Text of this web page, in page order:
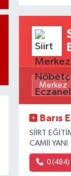
Barıs
SİİRT
CAMİİ YANI
0 (484)